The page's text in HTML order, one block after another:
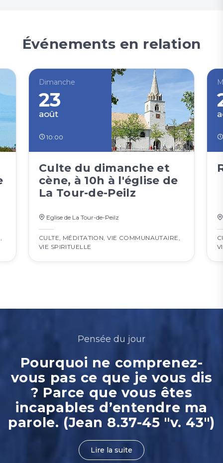
Événements en relation
,
Dimanche
23
août
10:00
Culte du dimanche et
cène, à 10h à l'église de
La Tour-de-Peilz
Eglise de La Tour-de-Peilz
CULTE, MÉDITATION,VIE COMMUNAUTAIRE,
VIE SPIRITUELLE
Pensée du jour
Pourquoi ne comprenez-
vous pas ce que je vous dis
? Parce que vous êtes
incapables d’entendre ma
parole. (Jean 8.37-45 "v. 43")
Lire la suite